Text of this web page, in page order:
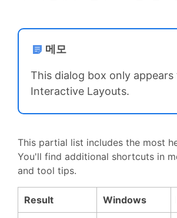
메모
This dialog box only
Interactive Layouts.
This partial list includes the most
You'll find additional shortcuts in
and tool tips.
Result Windows